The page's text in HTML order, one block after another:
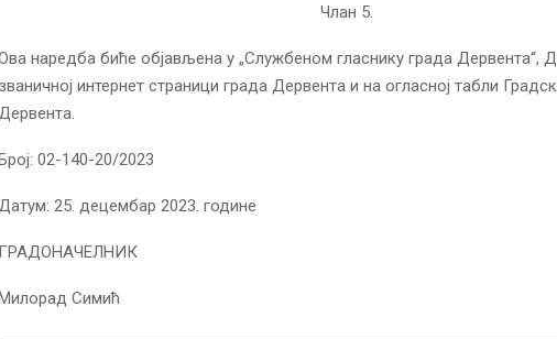
Члан 5.
наредба биће објављена у „Службеном гласнику града Дервента“,
званичној интернет страници града Дервента и на огласној табли
02-140-20/2023
25. децембар 2023. године
Симић